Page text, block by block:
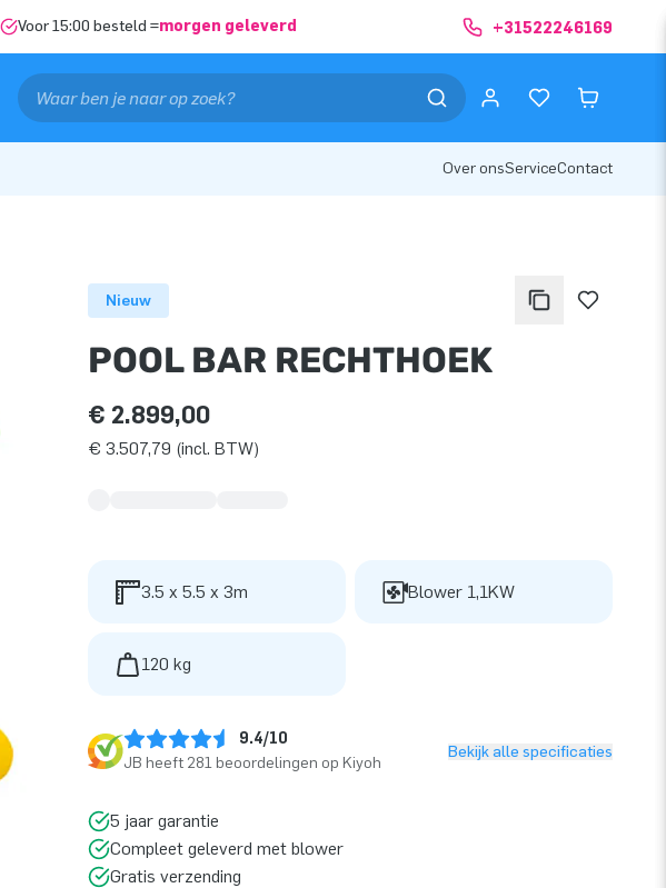
Voor 15:00 besteld =morgen geleverd +31522246169
Over onsServiceContact
Nieuw
POOL BAR RECHTHOEK
€ 2.899,00
€ 3.507,79 (incl. BTW)
3.5 x 5.5 x 3m Blower 1,1KW
120 kg
9.4/10
JB heeft 281 beoordelingen op Kiyoh
Bekijk alle specificaties
5 jaar garantie
Compleet geleverd met blower
Gratis verzending